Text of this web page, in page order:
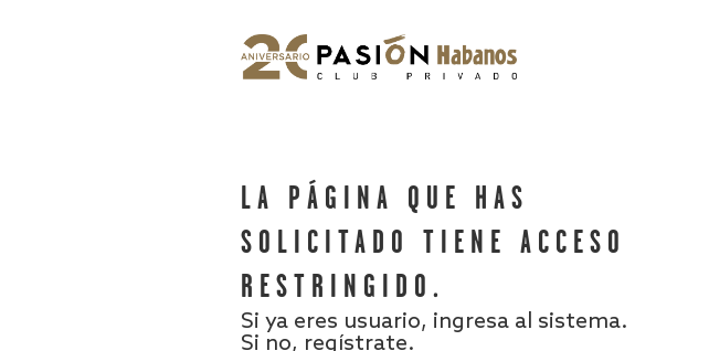
LA PÁGINA QUE HAS
SOLICITADO TIENE ACCESO
RESTRINGIDO.
Si ya eres usuario, ingresa al sistema.
Si no, regístrate.